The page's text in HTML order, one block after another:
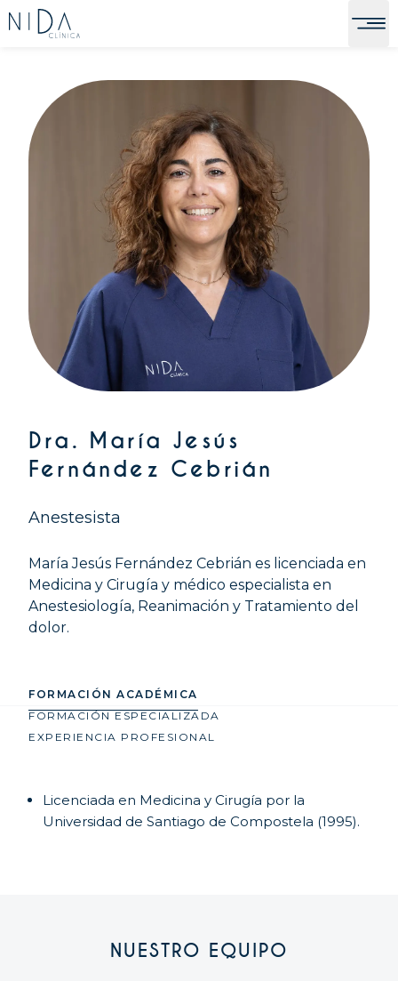
Dra. María Jesús
Fernández Cebrián
Anestesista
María Jesús Fernández Cebrián es licenciada en
Medicina y Cirugía y médico especialista en
Anestesiología, Reanimación y Tratamiento del
dolor.
FORMACIÓN ACADÉMICA
FORMACIÓN ESPECIALIZADA
EXPERIENCIA PROFESIONAL
Licenciada en Medicina y Cirugía por la
Universidad de Santiago de Compostela (1995).
NUESTRO EQUIPO